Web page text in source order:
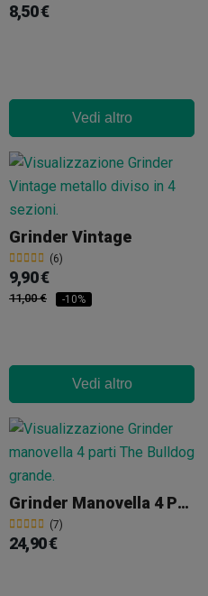
8,50 €
Vedi altro
Grinder Vintage
(6)
9,90 €
11,00 € -10%
Vedi altro
Grinder Manovella 4 Parti The Bulldog
(7)
24,90 €